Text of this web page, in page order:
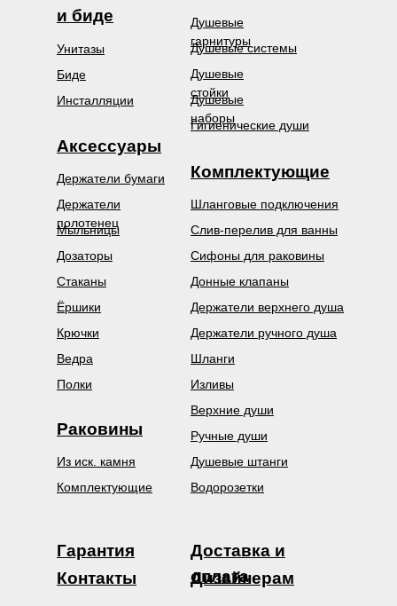
Душевые
гарнитуры
Душевые системы
Гигиенические души
Аксессуары
Держатели бумаги
Держатели
полотенец
Мыльницы
Раковины
Из иск. камня
Комплектующие
Комплектующие
Шланговые подключения
Слив-перелив для ванны
Сифоны для раковины
Донные клапаны
Дизайнерам
Доставка и
оплата
Гарантия
Контакты
Душевые
стойки
Душевые
наборы
Дозаторы
Держатели верхнего душа
Инсталляции
Биде
Унитазы
и биде
Стаканы
Ёршики
Крючки
Ведра
Полки
Держатели ручного душа
Шланги
Изливы
Верхние души
Ручные души
Душевые штанги
Водорозетки